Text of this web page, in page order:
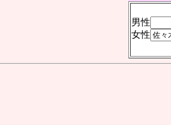
男性
女性